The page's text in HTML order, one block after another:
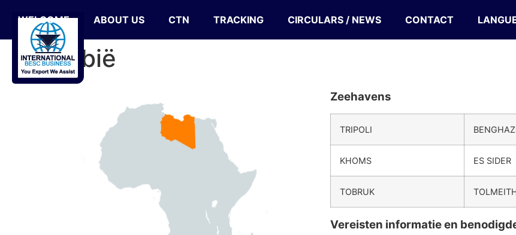
WELCOME ABOUT US CTN TRACKING CIRCULARS / NEWS CONTACT
Libië
Zeehavens
TRIPOLI
KHOMS ES SIDER
TOBRUK
Vereisten informatie en